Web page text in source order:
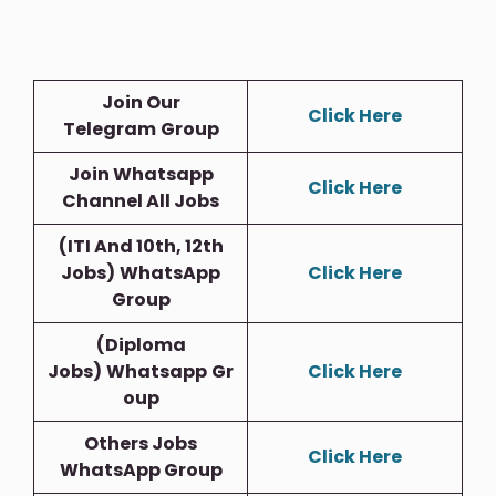
Join Our
Telegram Group
Click Here
Join Whatsapp
Channel All Jobs
Click Here
(ITI And 10th, 12th
Jobs) WhatsApp
Group
Click Here
(Diploma
Jobs) Whatsapp Gr
Oup
Click Here
Others Jobs
WhatsApp Group
Click Here